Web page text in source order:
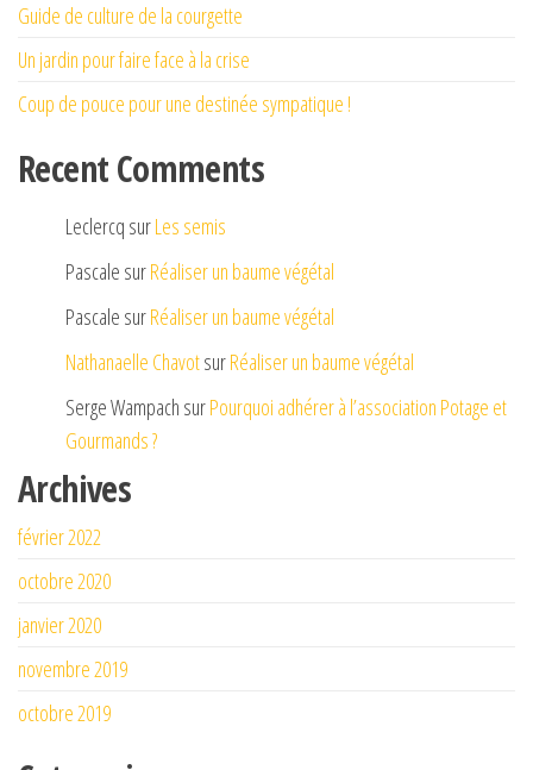
Guide de culture de la courgette
Un jardin pour faire face à la crise
Coup de pouce pour une destinée sympatique !
Recent Comments
Leclercq surLes semis
Pascale surRéaliser un baume végétal
Pascale surRéaliser un baume végétal
Nathanaelle ChavotsurRéaliser un baume végétal
Serge Wampach surPourquoi adhérer à l’association Potage et
Gourmands ?
Archives
février 2022
octobre 2020
janvier 2020
novembre 2019
octobre 2019